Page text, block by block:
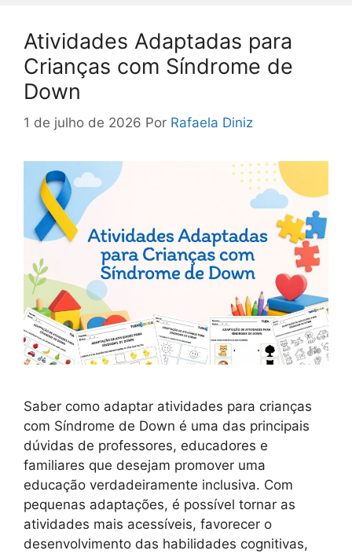
Atividades Adaptadas para
Crianças com Síndrome de
Down
1 de julho de 2026 Por Rafaela Diniz
Saber como adaptar atividades para crianças
com Síndrome de Down é uma das principais
dúvidas de professores, educadores e
familiares que desejam promover uma
educação verdadeiramente inclusiva. Com
pequenas adaptações, é possível tornar as
atividades mais acessíveis, favorecer o
desenvolvimento das habilidades cognitivas,